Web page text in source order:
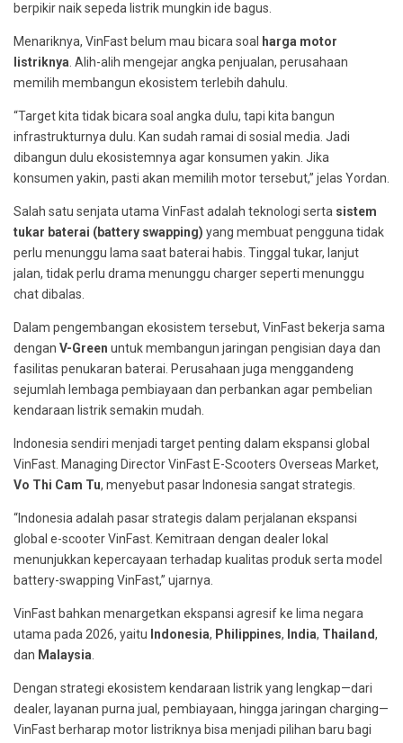
berpikir naik sepeda listrik mungkin ide bagus.
Menariknya, VinFast belum mau bicara soal
harga motor
listriknya . Alih-alih mengejar angka penjualan, perusahaan
memilih membangun ekosistem terlebih dahulu.
“Target kita tidak bicara soal angka dulu, tapi kita bangun
infrastrukturnya dulu. Kan sudah ramai di sosial media. Jadi
dibangun dulu ekosistemnya agar konsumen yakin. Jika
konsumen yakin, pasti akan memilih motor tersebut,” jelas Yordan.
Salah satu senjata utama VinFast adalah teknologi serta sistem
tukar baterai (battery swapping) yang membuat pengguna tidak
perlu menunggu lama saat baterai habis. Tinggal tukar, lanjut
jalan, tidak perlu drama menunggu charger seperti menunggu
chat dibalas.
Dalam pengembangan ekosistem tersebut, VinFast bekerja sama
dengan V-Green untuk membangun jaringan pengisian daya dan
fasilitas penukaran baterai. Perusahaan juga menggandeng
sejumlah lembaga pembiayaan dan perbankan agar pembelian
kendaraan listrik semakin mudah.
Indonesia sendiri menjadi target penting dalam ekspansi global
VinFast. Managing Director VinFast E-Scooters Overseas Market,
Vo Thi Cam Tu, menyebut pasar Indonesia sangat strategis.
“Indonesia adalah pasar strategis dalam perjalanan ekspansi
global e-scooter VinFast. Kemitraan dengan dealer lokal
menunjukkan kepercayaan terhadap kualitas produk serta model
battery-swapping VinFast,” ujarnya.
VinFast bahkan menargetkan ekspansi agresif ke lima negara
utama pada 2026, yaitu Indonesia, Philippines, India, Thailand,
dan Malaysia
Dengan strategi ekosistem kendaraan listrik yang lengkap—dari
dealer, layanan purna jual, pembiayaan, hingga jaringan charging—
VinFast berharap motor listriknya bisa menjadi pilihan baru bagi